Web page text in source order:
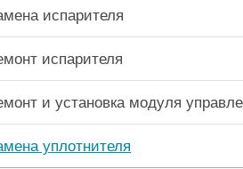
испарителя
испарителя
и установка модуля
уплотнителя